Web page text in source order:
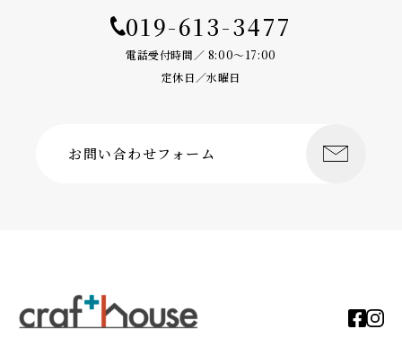
019-613-3477
電話受付時間／ 8:00〜17:00
定休日／水曜日
お問い合わせフォーム